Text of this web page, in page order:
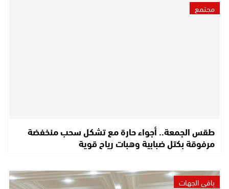
مجتمع
طقس الجمعة.. أجواء حارة مع تشكل سحب منخفضة
مرفوقة بكتل ضبابية وهبات رياح قوية
باقي الجهات